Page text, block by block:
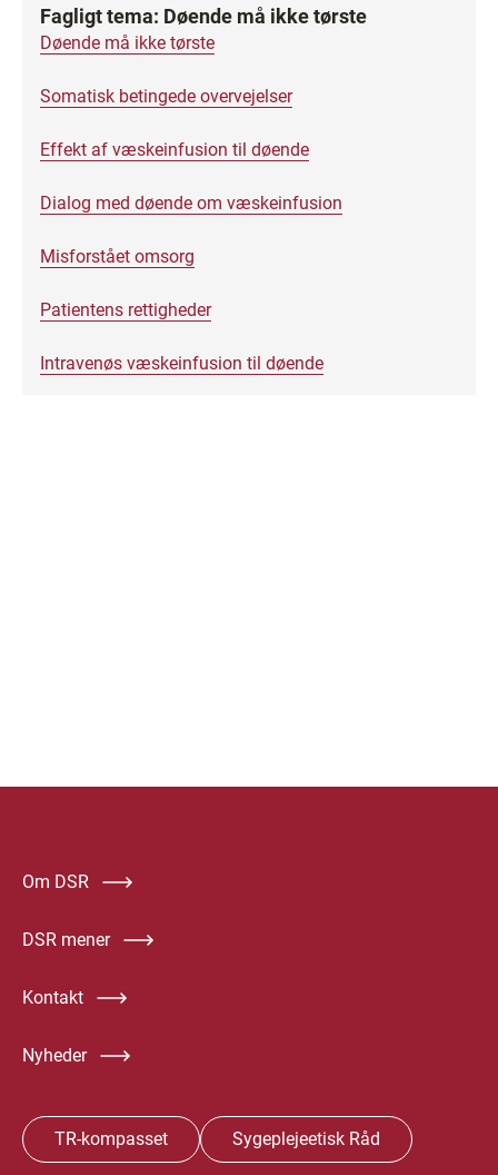
Fagligt tema: Døende må ikke tørste
Døende må ikke tørste
Somatisk betingede overvejelser
Effekt af væskeinfusion til døende
Dialog med døende om væskeinfusion
Misforstået omsorg
Patientens rettigheder
Intravenøs væskeinfusion til døende
Om DSR
DSR mener
Kontakt
Nyheder
TR-kompasset Sygeplejeetisk Råd